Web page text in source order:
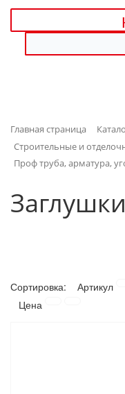
ДЕТСКИЕ ТОВАРЫ
ИНТЕРЬЕР
КАНЦТОВАРЫ
КЛИМАТИЧЕСКАЯ
НАСОСНОЕ
Главная страница
Строительные и
Проф труба, арматура,
Сортировка: Артикул
Цена